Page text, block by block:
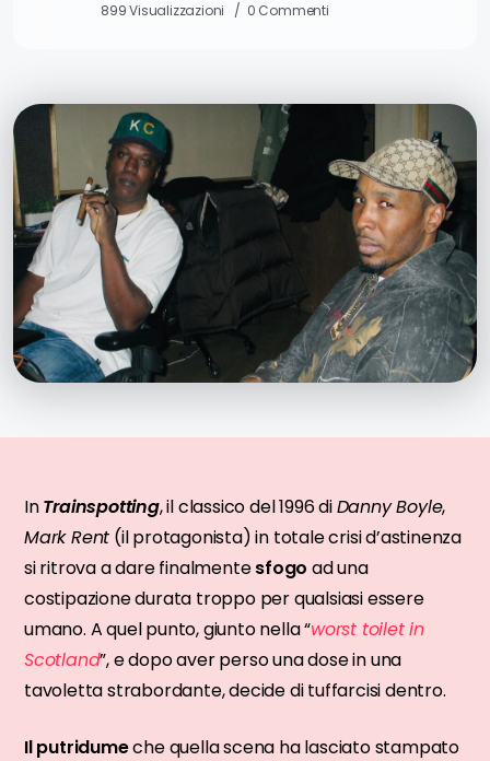
899 Visualizzazioni
0 Commenti
InTrainspotting, il classico del 1996 diDanny Boyle,
Mark Rent (il protagonista) in totale crisi d’astinenza
si ritrova a dare finalmentesfogoad una
costipazione durata troppo per qualsiasi essere
umano. A quel punto, giunto nella “worst toilet in
Scotland”, e dopo aver perso una dose in una
tavoletta strabordante, decide di tuffarcisi dentro.
Il putridumeche quella scena ha lasciato stampato